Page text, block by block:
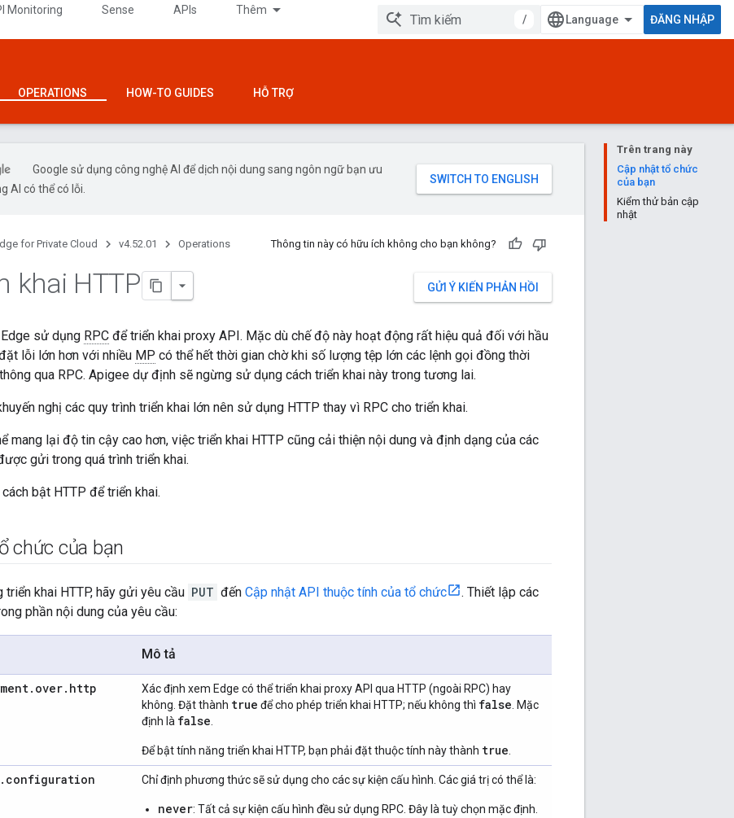
Monitoring Sense APIs Thêm
/ ĐĂNG NHẬP
OPERATIONS HOW-TO GUIDES HỖ TRỢ
Trên trang này
Cập nhật tổ chức
của bạn
Kiểm thử bản cập
nhật
Google sử dụng công nghệ AI để dịch nội dung sang ngôn ngữ bạn ưu
AI có thể có lỗi.
for Private Cloud v4.52.01 Operations Thông tin này có hữu ích không cho bạn không?
GỬI Ý KIẾN PHẢN HỒI
khai HTTP
sử dụng RPC để triển khai proxy API. Mặc dù chế độ này hoạt động rất hiệu quả đối với hầu
lỗi lớn hơn với nhiều MP có thể hết thời gian chờ khi số lượng tệp lớn các lệnh gọi đồng thời
qua RPC. Apigee dự định sẽ ngừng sử dụng cách triển khai này trong tương lai.
nghị các quy trình triển khai lớn nên sử dụng HTTP thay vì RPC cho triển khai.
mang lại độ tin cậy cao hơn, việc triển khai HTTP cũng cải thiện nội dung và định dạng của các
gửi trong quá trình triển khai.
bật HTTP để triển khai.
chức của bạn
khai HTTP, hãy gửi yêu cầu PUT đến Cập nhật API thuộc tính của tổ chức
. Thiết lập các
phần nội dung của yêu cầu:
Mô tả
. over. http
Xác định xem Edge có thể triển khai proxy API qua HTTP (ngoài RPC) hay
không. Đặt thành true để cho phép triển khai HTTP; nếu không thì false . Mặc
định là false
Để bật tính năng triển khai HTTP, bạn phải đặt thuộc tính này thành true
. configuration Chỉ định phương thức sẽ sử dụng cho các sự kiện cấu hình. Các giá trị có thể là:
never: Tất cả sự kiện cấu hình đều sử dụng RPC. Đây là tuỳ chọn mặc định.